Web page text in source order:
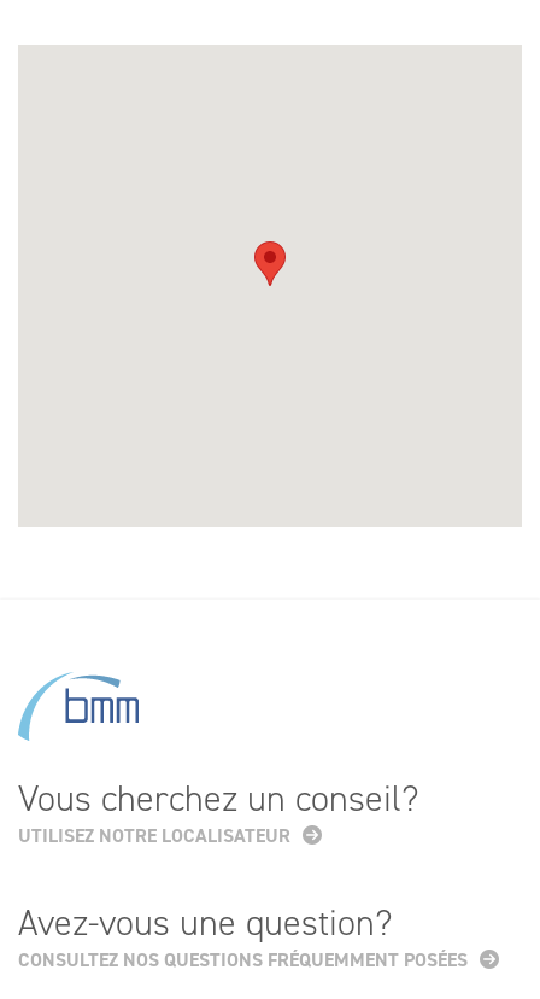
Vous cherchez un conseil?
UTILISEZ NOTRE LOCALISATEUR
Avez-vous une question?
CONSULTEZ NOS QUESTIONS FRÉQUEMMENT POSÉES